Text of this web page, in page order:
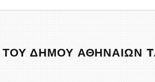
ΔΗΜΟΥ ΑΘΗΝΑΙΩΝ